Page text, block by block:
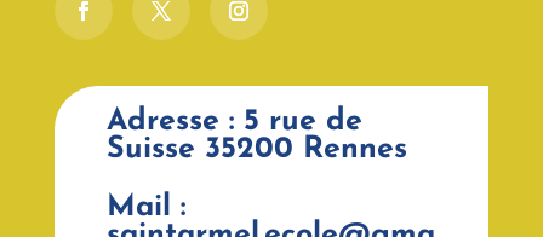
Adresse : 5 rue de
Suisse 35200 Rennes
Mail :